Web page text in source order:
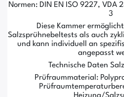
Normen: DIN EN ISO 9227, VDA
3
Diese Kammer
Salzsprühnebeltests als auch
und kann individuell an
angepasst
Technische Daten
Prüfraummaterial:
Heizung/